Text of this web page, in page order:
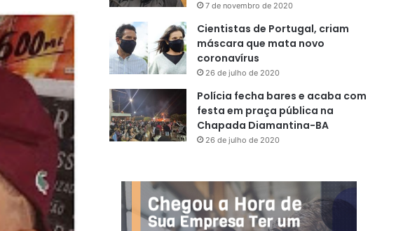
7 de novembro de 2020
Cientistas de Portugal, criam
máscara que mata novo
coronavírus
26 de julho de 2020
Polícia fecha bares e acaba com
festa em praça pública na
Chapada Diamantina-BA
26 de julho de 2020